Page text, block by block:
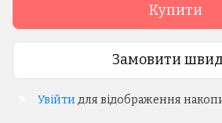
Купити
Замовити
Увійти для відображення